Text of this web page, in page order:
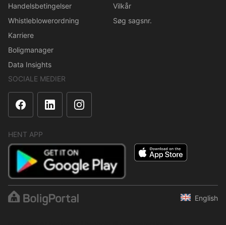
Handelsbetingelser
Whistleblowerordning
Karriere
Boligmanager
Data Insights
Vilkår
Søg sagsnr.
SOCIALE MEDIER
HENT APP
English